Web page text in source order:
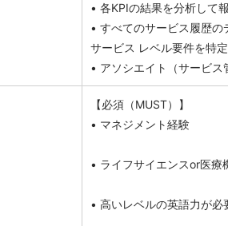
• 各KPIの結果を分析して
• すべてのサービス履歴の
サービス レベル要件を特定
• アソシエイト（サービス
【必須（MUST）】
• マネジメント経験
• ライフサイエンスor医療
• 高いレベルの英語力が必